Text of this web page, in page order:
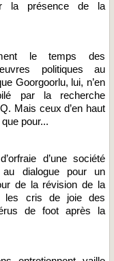
la présence de la
le temps des
politiques au
Goorgoorlu, lui, n’en
par la recherche
Mais ceux d’en haut
pour...
d’une société
au dialogue pour un
de la révision de la
les cris de joie des
de foot après la